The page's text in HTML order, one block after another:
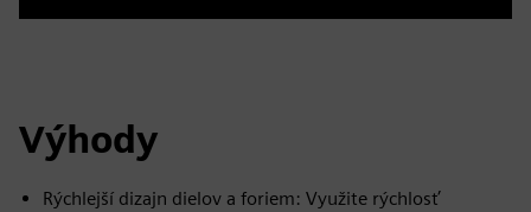
Výhody
Rýchlejší dizajn dielov a foriem: Využite rýchlosť